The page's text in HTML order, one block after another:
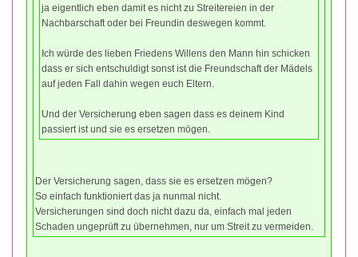
ja eigentlich eben damit es nicht zu Streitereien in der
Nachbarschaft oder bei Freundin deswegen kommt.
Ich würde des lieben Friedens Willens den Mann hin schicken
dass er sich entschuldigt sonst ist die Freundschaft der Mädels
auf jeden Fall dahin wegen euch Eltern.
Und der Versicherung eben sagen dass es deinem Kind
passiert ist und sie es ersetzen mögen.
Der Versicherung sagen, dass sie es ersetzen mögen?
So einfach funktioniert das ja nunmal nicht.
Versicherungen sind doch nicht dazu da, einfach mal jeden
Schaden ungeprüft zu übernehmen, nur um Streit zu vermeiden.